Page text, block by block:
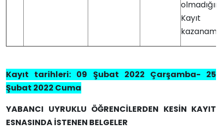
Kayıt
Kayıt tarihleri: 09 Şubat 2022 Çarşamba- 25
Şubat 2022 Cuma
YABANCI UYRUKLU ÖĞRENCİLERDEN KESİN KAYIT
ESNASINDA İSTENEN BELGELER